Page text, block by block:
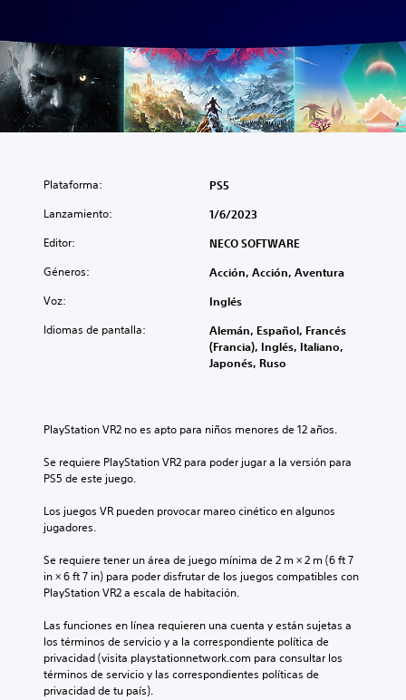
Plataforma: PS5
Lanzamiento: 1/6/2023
Editor: NECO SOFTWARE
Géneros: Acción, Acción, Aventura
Voz: Inglés
Idiomas de pantalla:
Alemán, Español, Francés
(Francia), Inglés, Italiano,
Japonés, Ruso
PlayStation VR2 no es apto para niños menores de 12 años.
Se requiere PlayStation VR2 para poder jugar a la versión para
PS5 de este juego.
Los juegos VR pueden provocar mareo cinético en algunos
jugadores.
Se requiere tener un área de juego mínima de 2 m × 2 m (6 ft 7
in × 6 ft 7 in) para poder disfrutar de los juegos compatibles con
PlayStation VR2 a escala de habitación.
Las funciones en línea requieren una cuenta y están sujetas a
los términos de servicio y a la correspondiente política de
privacidad (visita playstationnetwork.com para consultar los
términos de servicio y las correspondientes políticas de
privacidad de tu país).